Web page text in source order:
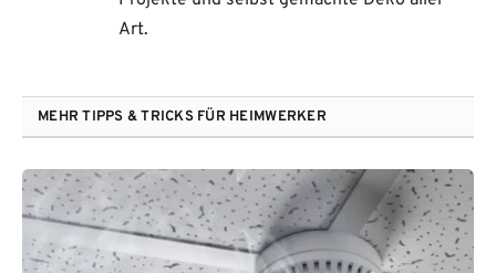
Art.
MEHR TIPPS & TRICKS FÜR HEIMWERKER